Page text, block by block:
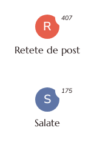
R
Retete de post
407
S
Salate
175